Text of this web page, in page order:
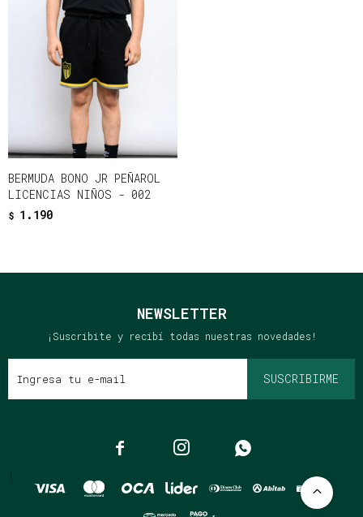
BERMUDA BONO JR PEÑAROL
LICENCIAS NIÑOS - 002
$ 1.190
NEWSLETTER
¡Suscribite y recibí todas nuestras novedades!
SUSCRIBIRME
  
{